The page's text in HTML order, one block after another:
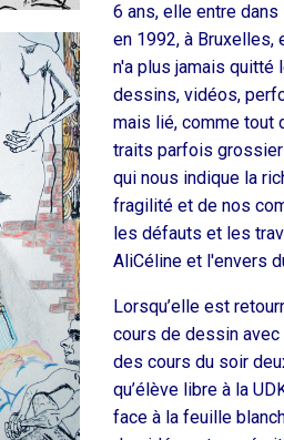
6 ans, elle entre
en 1992, à Bruxelles,
n'a plus jamais quitté
dessins, vidéos,
mais lié, comme tout
traits parfois
qui nous indique la
fragilité et de nos
les défauts et les
AliCéline et l'envers
Lorsqu’elle est
cours de dessin
des cours du soir
qu’élève libre à la
face à la feuille